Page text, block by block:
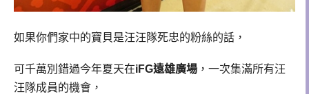
如果你們家中的寶貝是汪汪隊死忠的粉絲的話，
可千萬別錯過今年夏天在iFG遠雄廣場 ，一次集滿所有汪
汪隊成員的機會，